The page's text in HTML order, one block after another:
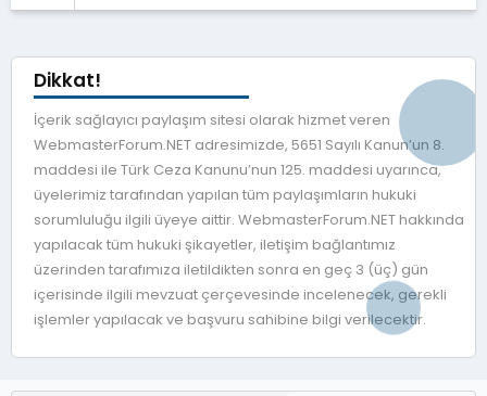
Dikkat!
İçerik sağlayıcı paylaşım sitesi olarak hizmet veren
WebmasterForum.NET adresimizde, 5651 Sayılı Kanun’un 8.
maddesi ile Türk Ceza Kanunu’nun 125. maddesi uyarınca,
üyelerimiz tarafından yapılan tüm paylaşımların hukuki
sorumluluğu ilgili üyeye aittir. WebmasterForum.NET hakkında
yapılacak tüm hukuki şikayetler, iletişim bağlantımız
üzerinden tarafımıza iletildikten sonra en geç 3 (üç) gün
içerisinde ilgili mevzuat çerçevesinde incelenecek, gerekli
işlemler yapılacak ve başvuru sahibine bilgi verilecektir.